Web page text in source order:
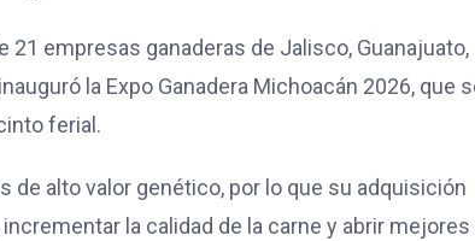
21 empresas ganaderas de Jalisco, Guanajuato,
la Expo Ganadera Michoacán 2026, que
ferial.
alto valor genético, por lo que su adquisición
la calidad de la carne y abrir mejores